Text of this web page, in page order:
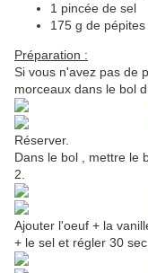
1 pincée de sel
175 g de
Préparation :
Si vous n'avez pas de
morceaux dans le bol
Réserver.
Dans le bol , mettre le
2.
Ajouter l'oeuf + la
+ le sel et régler 30 sec